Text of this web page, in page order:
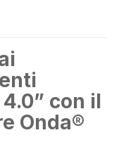
con il
Onda®